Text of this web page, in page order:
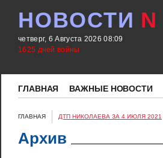
НОВОСТИ N
четверг, 6 Августа 2026 08:09
1625 дней войны
ГЛАВНАЯ ВАЖНЫЕ НОВОСТИ
ГЛАВНАЯ ДТП НИКОЛАЕВА ЗА 4 ИЮЛЯ 2021
Архив